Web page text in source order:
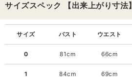
サイズスペック 【出来上がり寸法】
サイズ
0
1
バスト
81cm
84cm
ウエスト
66cm
69cm